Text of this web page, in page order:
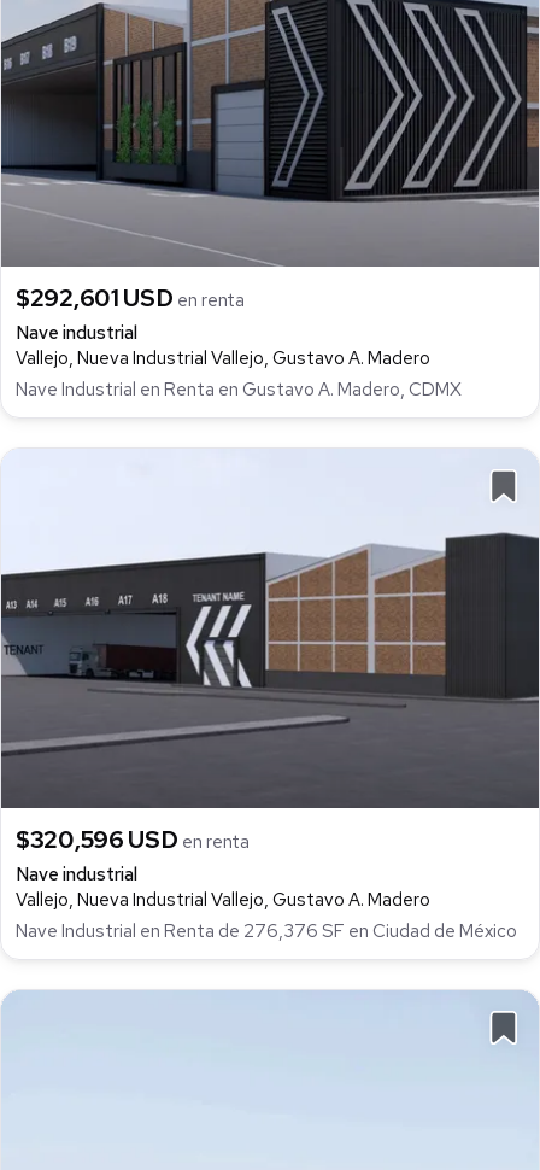
$292,601 USD en renta
Nave industrial
Vallejo, Nueva Industrial Vallejo, Gustavo A. Madero
Nave Industrial en Renta en Gustavo A. Madero, CDMX
$320,596 USD en renta
Nave industrial
Vallejo, Nueva Industrial Vallejo, Gustavo A. Madero
Nave Industrial en Renta de 276,376 SF en Ciudad de México